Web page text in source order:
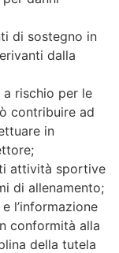
di sostegno in
dalla
rischio per le
contribuire ad
in
attività sportive
di allenamento;
l’informazione
conformità alla
della tutela